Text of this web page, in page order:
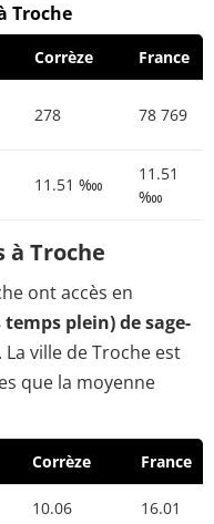
Troche
Corrèze France
278 78 769
11.51 ‱
11.51
‱
à Troche
ont accès en
plein) de sage-
. La ville de Troche est
que la moyenne
Corrèze France
10.06 16.01